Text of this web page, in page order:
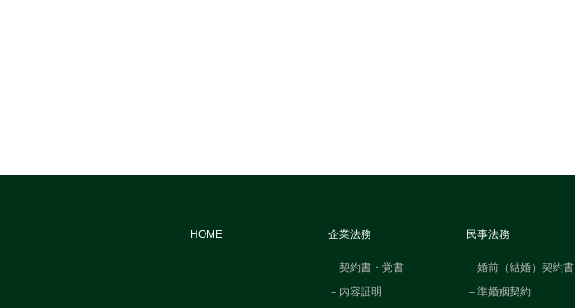
HOME 企業法務
－契約書・覚書
－内容証明
民事法務
－婚前（結婚）契約書
－準婚姻契約